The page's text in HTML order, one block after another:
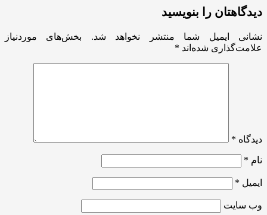
دیدگاهتان را بنویسید
نشانی ایمیل شما منتشر نخواهد شد.
بخش‌های موردنیاز
علامت‌گذاری شده‌اند *
دیدگاه *
نام *
ایمیل *
وب‌ سایت